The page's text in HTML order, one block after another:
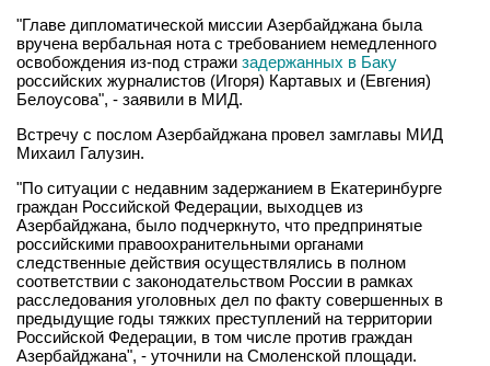
"Главе дипломатической миссии Азербайджана была
вручена вербальная нота с требованием немедленного
освобождения из-под стражи задержанных в Баку
российских журналистов (Игоря) Картавых и (Евгения)
Белоусова", - заявили в МИД.
Встречу с послом Азербайджана провел замглавы МИД
Михаил Галузин.
"По ситуации с недавним задержанием в Екатеринбурге
граждан Российской Федерации, выходцев из
Азербайджана, было подчеркнуто, что предпринятые
российскими правоохранительными органами
следственные действия осуществлялись в полном
соответствии с законодательством России в рамках
расследования уголовных дел по факту совершенных в
предыдущие годы тяжких преступлений на территории
Российской Федерации, в том числе против граждан
Азербайджана", - уточнили на Смоленской площади.